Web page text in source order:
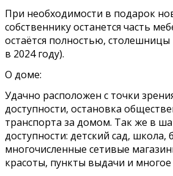
При необходимости в подарок
собственнику останется часть
остаётся полностью,
в 2024 году).
О доме:
Удачно расположен с точки
доступности, остановка
транспорта за домом. Так же в
доступности: детский сад, школа,
многочисленные сетивые
красоты, пункты выдачи и многое